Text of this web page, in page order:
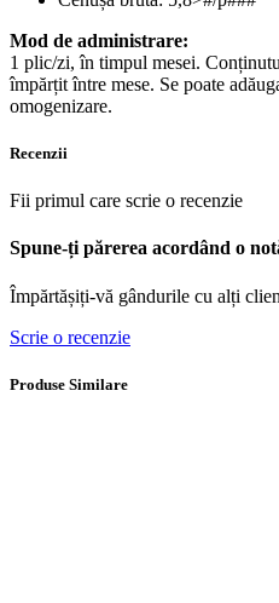
Mod de administrare:
1 plic/zi, în timpul mesei.
împărțit între mese. Se poate
omogenizare.
Recenzii
Fii primul care scrie o recenzie
Spune-ți părerea acordând o
Împărtășiți-vă gândurile cu alți
Scrie o recenzie
Produse Similare